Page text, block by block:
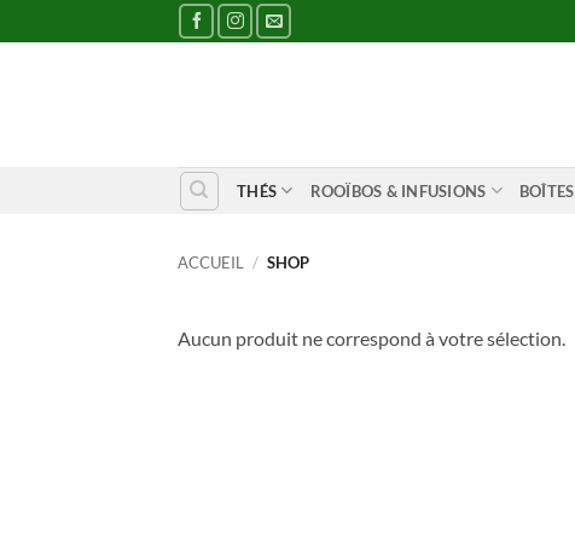
au
THÉS ROOÏBOS & INFUSIONS BOÎTES
ACCUEIL / SHOP
Aucun produit ne correspond à votre sélection.